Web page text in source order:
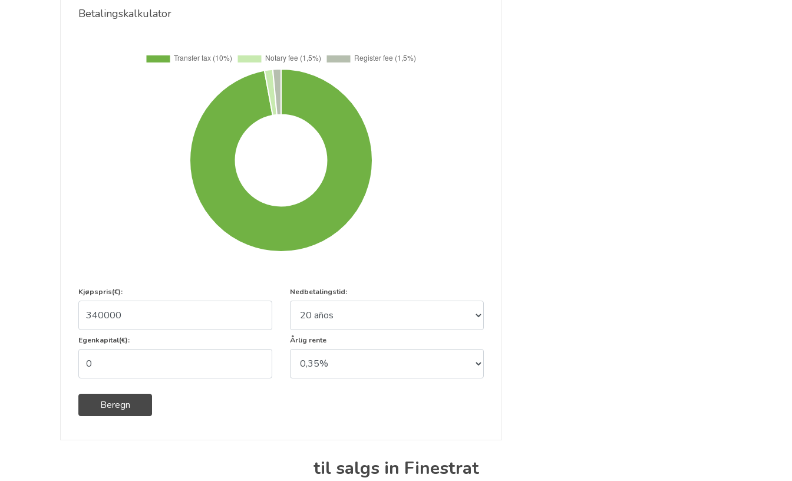
Betalingskalkulator
Kjøpspris(€):
Egenkapital(€):
Beregn
Nedbetalingstid:
Årlig rente
til salgs in Finestrat